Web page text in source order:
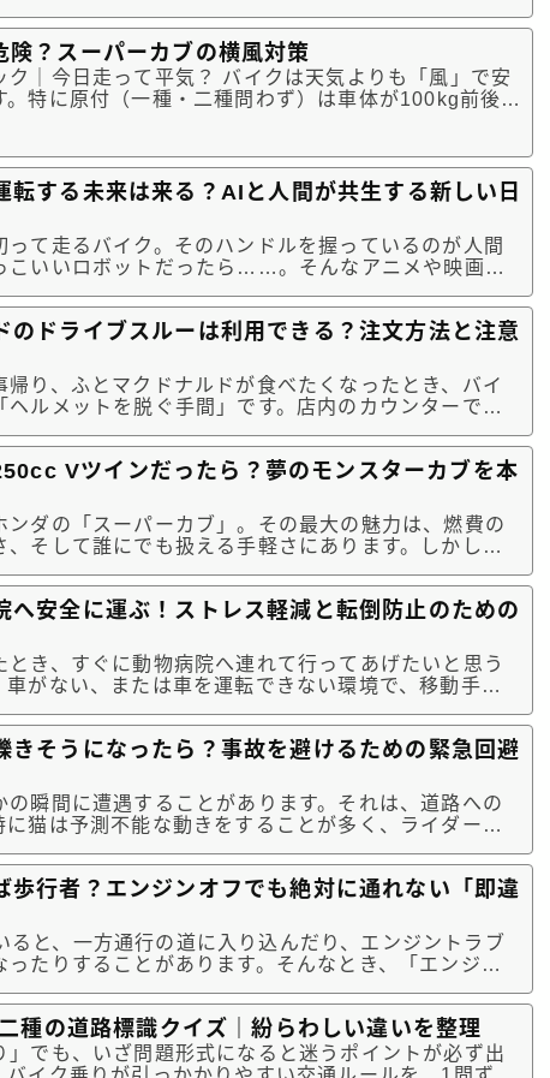
たどり着ける秘湯。今回は、カブ女子が体験している
？スーパーカブの横風対策
気？ バイクは天気よりも「風」で安
。特に原付（一種・二種問わず）は車体が100kg前後と
転する未来は来る？AIと人間が共生する新しい日
って走るバイク。そのハンドルを握っているのが人間
こいいロボットだったら……。そんなアニメや映画の
ボットが自分自身の判断で動く能力がどんどん高まっ
のドライブスルーは利用できる？注文方法と注意
帰り、ふとマクドナルドが食べたくなったとき、バイ
ヘルメットを脱ぐ手間」です。店内のカウンターで注
倒に感じてしまいます。そんなとき、車と同じように
Vツインだったら？夢のモンスターカブを本
ンダの「スーパーカブ」。その最大の魅力は、燃費の
、そして誰にでも扱える手軽さにあります。しかし、
物になるのでしょうか。 そんな、バイク好き
へ安全に運ぶ！ストレス軽減と転倒防止のための
とき、すぐに動物病院へ連れて行ってあげたいと思う
がない、または車を運転できない環境で、移動手段
すが、振動や風、そして何よりも猫にとって非日常的
きそうになったら？事故を避けるための緊急回避
の瞬間に遭遇することがあります。それは、道路への
猫は予測不能な動きをすることが多く、ライダーに
か」を事前に知っておくことは、自分自身と小さな命
歩行者？エンジンオフでも絶対に通れない「即違
ると、一方通行の道に入り込んだり、エンジントラブ
ったりすることがあります。そんなとき、「エンジン
道路交通法では、一定の二輪車を押して歩いている人
種の道路標識クイズ｜紛らわしい違いを整理
」でも、いざ問題形式になると迷うポイントが必ず出